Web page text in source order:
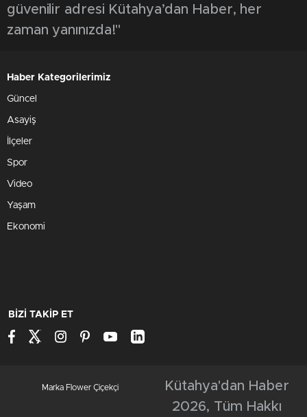
güvenilir adresi Kütahya’dan Haber, her
zaman yanınızda!"
Haber Kategorilerimiz
Güncel
Asayiş
İlçeler
Spor
Video
Yaşam
Ekonomi
BİZİ TAKİP ET
Marka Flower Çiçekçi
Kütahya'dan Haber
2026, Tüm Hakkı